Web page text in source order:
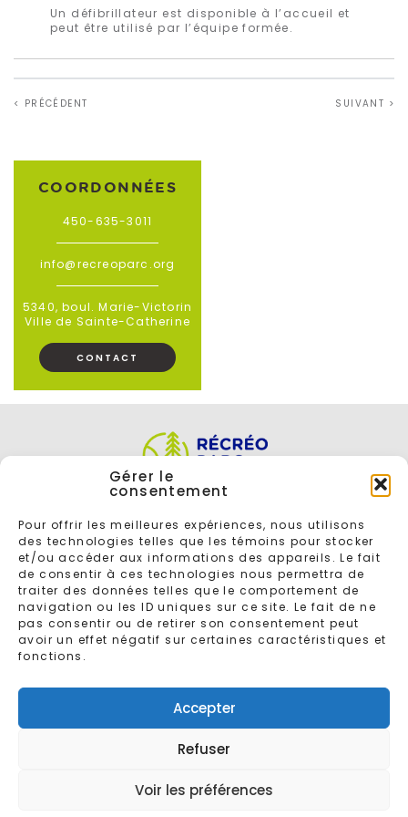
Gérer le
consentement
Pour offrir les meilleures expériences, nous utilisons
des technologies telles que les témoins pour stocker
et/ou accéder aux informations des appareils. Le fait
de consentir à ces technologies nous permettra de
traiter des données telles que le comportement de
navigation ou les ID uniques sur ce site. Le fait de ne
pas consentir ou de retirer son consentement peut
avoir un effet négatif sur certaines caractéristiques et
fonctions.
Accepter
Refuser
Voir les préférences
Un défibrillateur est disponible à l’accueil et
peut être utilisé par l’équipe formée.
< PRÉCÉDENT SUIVANT >
COORDONNÉES
450-635-3011
info@recreoparc.org
5340, boul. Marie-Victorin
Ville de Sainte-Catherine
CONTACT
ENTREZ VOTRE COURRIEL POUR VOUS INSCRIRE À L'INFOLETTRE
© 2026 - Tous droits réservésRécréoparc